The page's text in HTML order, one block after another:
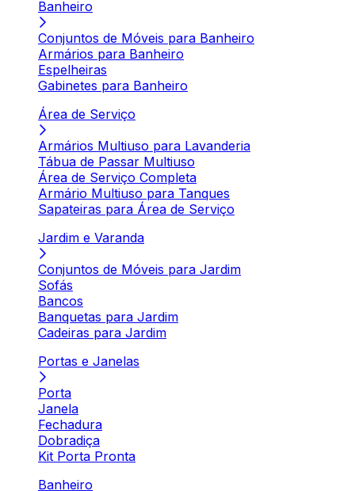
Banheiro
Conjuntos de Móveis para Banheiro
Armários para Banheiro
Espelheiras
Gabinetes para Banheiro
Área de Serviço
Armários Multiuso para Lavanderia
Tábua de Passar Multiuso
Área de Serviço Completa
Armário Multiuso para Tanques
Sapateiras para Área de Serviço
Jardim e Varanda
Conjuntos de Móveis para Jardim
Sofás
Bancos
Banquetas para Jardim
Cadeiras para Jardim
Portas e Janelas
Porta
Janela
Fechadura
Dobradiça
Kit Porta Pronta
Banheiro